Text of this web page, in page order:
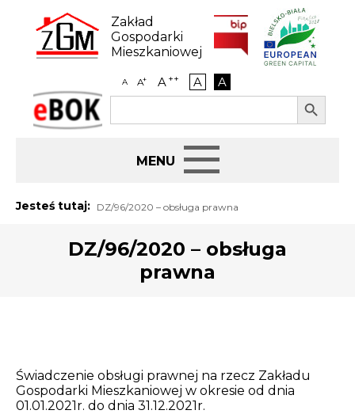
content
Zakład
Gospodarki
Mieszkaniowej
A A+ A++ A A
eBOK
Search
Search Button
Jak załatwić sprawę
Działania antysmogowe
Jesteś tutaj: DZ/96/2020 – obsługa prawna
DZ/96/2020 – obsługa
prawna
Świadczenie obsługi prawnej na rzecz Zakładu
Gospodarki Mieszkaniowej w okresie od dnia
01.01.2021r. do dnia 31.12.2021r.